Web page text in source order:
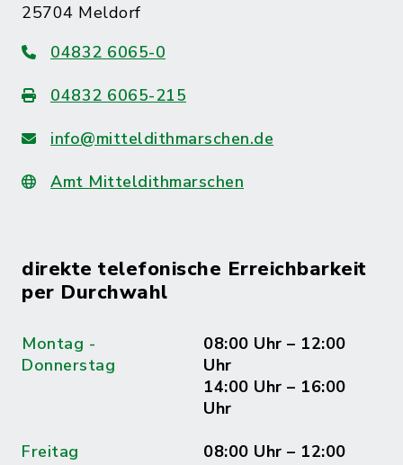
25704 Meldorf
04832 6065-0
04832 6065-215
info@mitteldithmarschen.de
Amt Mitteldithmarschen
direkte telefonische Erreichbarkeit
per Durchwahl
Montag -
Donnerstag
08:00 Uhr – 12:00
Uhr
14:00 Uhr – 16:00
Uhr
Freitag
08:00 Uhr – 12:00